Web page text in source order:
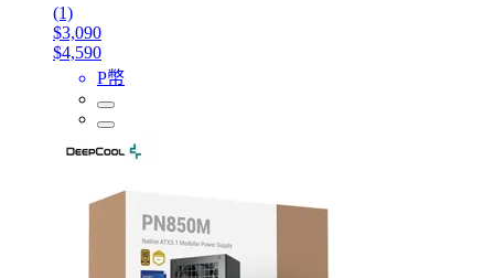
(1)
$3,090
$4,590
P幣